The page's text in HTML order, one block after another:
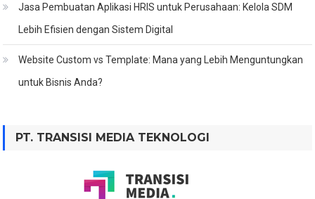
Jasa Pembuatan Aplikasi HRIS untuk Perusahaan: Kelola SDM
Lebih Efisien dengan Sistem Digital
Website Custom vs Template: Mana yang Lebih Menguntungkan
untuk Bisnis Anda?
PT. TRANSISI MEDIA TEKNOLOGI